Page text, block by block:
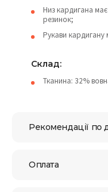
Низ кардигана
резинок;
Рукави кардигану
Склад:
Тканина: 32%
Рекомендації по
Оплата